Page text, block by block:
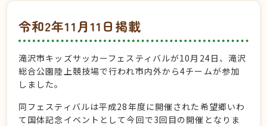
令和2年11月11日掲載
滝沢市キッズサッカーフェスティバルが10月24日、滝沢
総合公園陸上競技場で行われ市内外から4チームが参加
しました。
同フェスティバルは平成28年度に開催された希望郷いわ
て国体記念イベントとして今回で3回目の開催となりま